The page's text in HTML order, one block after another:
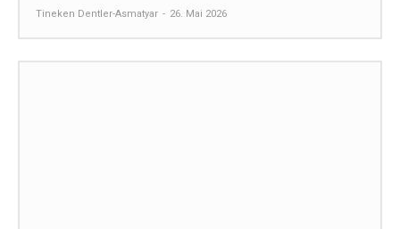
Tineken Dentler-Asmatyar - 26. Mai 2026